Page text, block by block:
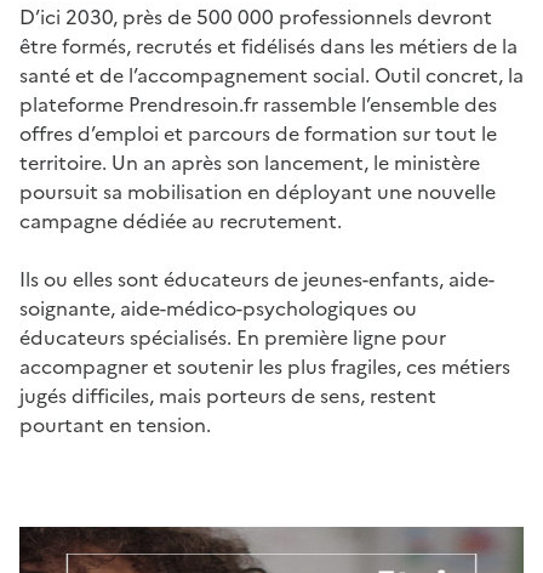
D’ici 2030, près de 500 000 professionnels devront
être formés, recrutés et fidélisés dans les métiers de la
santé et de l’accompagnement social. Outil concret, la
plateforme Prendresoin.fr rassemble l’ensemble des
offres d’emploi et parcours de formation sur tout le
territoire. Un an après son lancement, le ministère
poursuit sa mobilisation en déployant une nouvelle
campagne dédiée au recrutement.
Ils ou elles sont éducateurs de jeunes-enfants, aide-
soignante, aide-médico-psychologiques ou
éducateurs spécialisés. En première ligne pour
accompagner et soutenir les plus fragiles, ces métiers
jugés difficiles, mais porteurs de sens, restent
pourtant en tension.